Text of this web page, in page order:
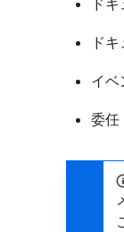
ド
ド
イベ
委任